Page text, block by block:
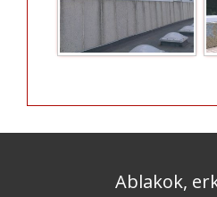
Ablakok,